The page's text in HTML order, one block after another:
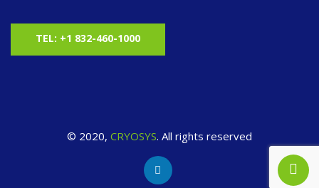
TEL: +1 832-460-1000
© 2020, CRYOSYS. All rights reserved